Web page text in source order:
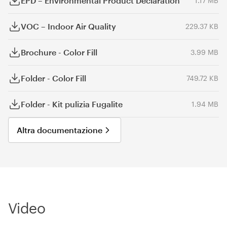
VOC – Indoor Air Quality 229.37 KB
Brochure - Color Fill 3.99 MB
Folder - Color Fill 749.72 KB
Folder - Kit pulizia Fugalite 1.94 MB
Altra documentazione
Video